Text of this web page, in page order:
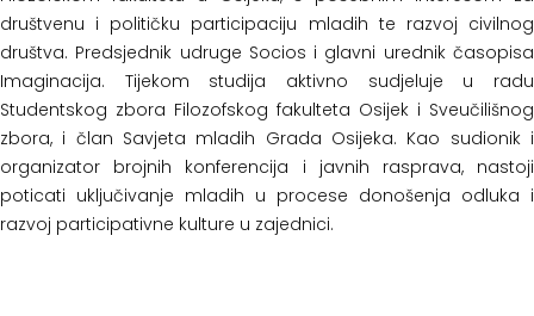
društvenu i političku participaciju mladih te razvoj civilnog
društva. Predsjednik udruge Socios i glavni urednik časopisa
Imaginacija. Tijekom studija aktivno sudjeluje u radu
Studentskog zbora Filozofskog fakulteta Osijek i Sveučilišnog
zbora, i član Savjeta mladih Grada Osijeka. Kao sudionik i
organizator brojnih konferencija i javnih rasprava, nastoji
poticati uključivanje mladih u procese donošenja odluka i
razvoj participativne kulture u zajednici.